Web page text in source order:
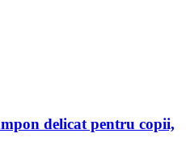
delicat pentru copii,